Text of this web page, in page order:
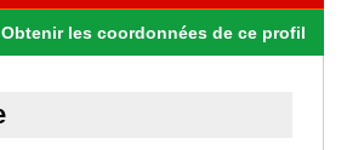
Obtenir les coordonnées de ce profil